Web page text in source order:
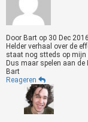
Door Bart op 30 Dec 2016
Helder verhaal over de
staat nog stteds op mijn
Dus maar spelen aan de
Bart
Reageren